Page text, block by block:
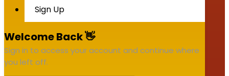
Sign Up
Welcome Back 👋
Sign in to access your account and continue where
you left off.